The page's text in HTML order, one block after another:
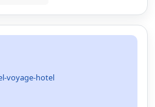
voyage-hotel